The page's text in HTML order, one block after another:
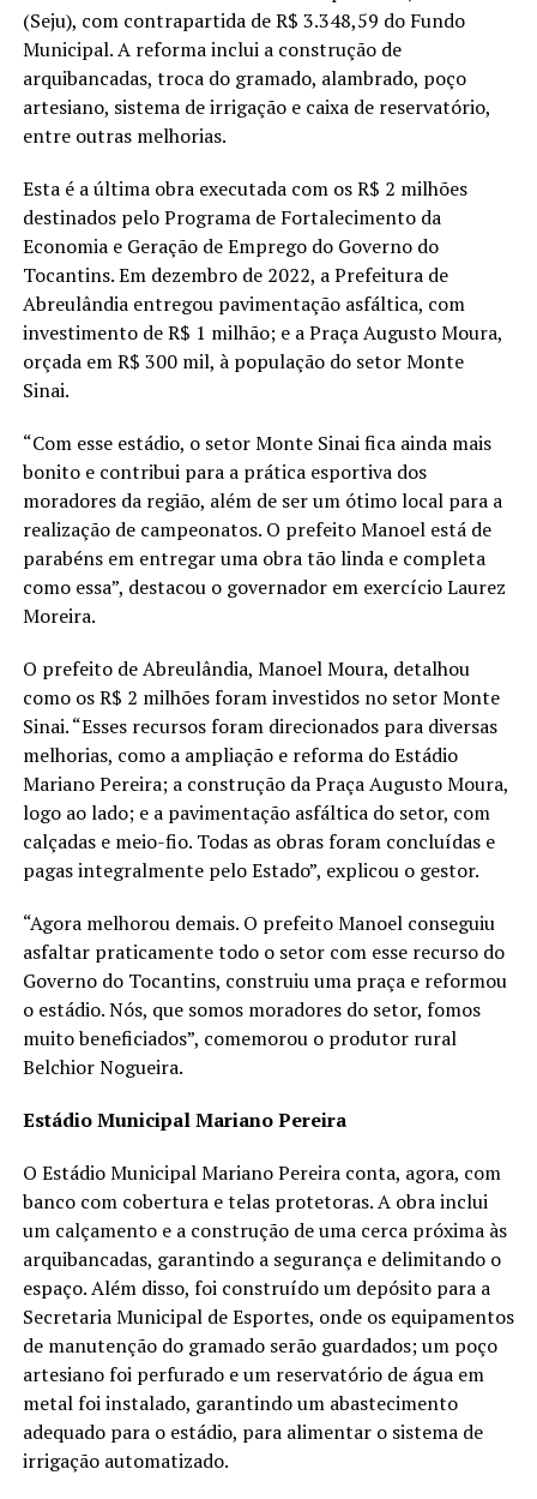
(Seju), com contrapartida de R$ 3.348,59 do Fundo
Municipal. A reforma inclui a construção de
arquibancadas, troca do gramado, alambrado, poço
artesiano, sistema de irrigação e caixa de reservatório,
entre outras melhorias.
Esta é a última obra executada com os R$ 2 milhões
destinados pelo Programa de Fortalecimento da
Economia e Geração de Emprego do Governo do
Tocantins. Em dezembro de 2022, a Prefeitura de
Abreulândia entregou pavimentação asfáltica, com
investimento de R$ 1 milhão; e a Praça Augusto Moura,
orçada em R$ 300 mil, à população do setor Monte
Sinai.
“Com esse estádio, o setor Monte Sinai fica ainda mais
bonito e contribui para a prática esportiva dos
moradores da região, além de ser um ótimo local para a
realização de campeonatos. O prefeito Manoel está de
parabéns em entregar uma obra tão linda e completa
como essa”, destacou o governador em exercício Laurez
Moreira.
O prefeito de Abreulândia, Manoel Moura, detalhou
como os R$ 2 milhões foram investidos no setor Monte
Sinai. “Esses recursos foram direcionados para diversas
melhorias, como a ampliação e reforma do Estádio
Mariano Pereira; a construção da Praça Augusto Moura,
logo ao lado; e a pavimentação asfáltica do setor, com
calçadas e meio-fio. Todas as obras foram concluídas e
pagas integralmente pelo Estado”, explicou o gestor.
“Agora melhorou demais. O prefeito Manoel conseguiu
asfaltar praticamente todo o setor com esse recurso do
Governo do Tocantins, construiu uma praça e reformou
o estádio. Nós, que somos moradores do setor, fomos
muito beneficiados”, comemorou o produtor rural
Belchior Nogueira.
Estádio Municipal Mariano Pereira
O Estádio Municipal Mariano Pereira conta, agora, com
banco com cobertura e telas protetoras. A obra inclui
um calçamento e a construção de uma cerca próxima às
arquibancadas, garantindo a segurança e delimitando o
espaço. Além disso, foi construído um depósito para a
Secretaria Municipal de Esportes, onde os equipamentos
de manutenção do gramado serão guardados; um poço
artesiano foi perfurado e um reservatório de água em
metal foi instalado, garantindo um abastecimento
adequado para o estádio, para alimentar o sistema de
irrigação automatizado.